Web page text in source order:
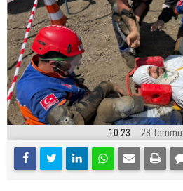
10:23 28